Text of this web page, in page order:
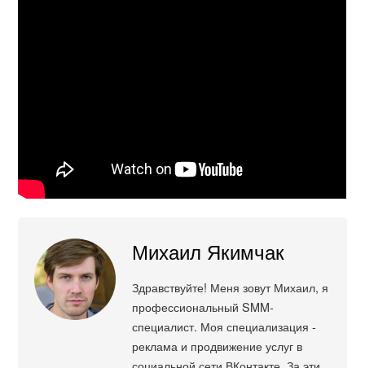
Михаил Якимчак
Здравствуйте! Меня зовут Михаил, я
профессиональный SMM-
специалист. Моя специализация -
реклама и продвижение услуг в